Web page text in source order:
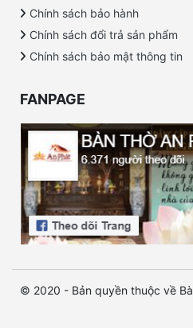
Chính sách bảo hành
Chính sách đổi trả sản phẩm
Chính sách bảo mật thông tin
FANPAGE
© 2020 - Bản quyền thuộc về